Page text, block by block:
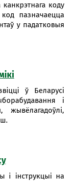
коду
пазначаецца
у падатковыя
ў Беларусі
і
жывёлагадоўлі,
і інструкцыі на